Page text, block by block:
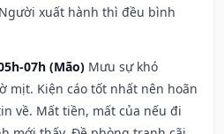
xuất hành thì đều bình
07h (Mão) Mưu sự khó
mịt. Kiện cáo tốt nhất nên hoãn
về. Mất tiền, mất của nếu đi